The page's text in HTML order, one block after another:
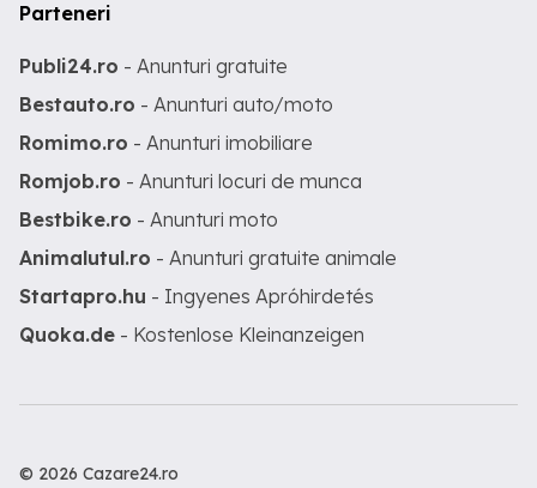
Parteneri
Publi24.ro - Anunturi gratuite
Bestauto.ro - Anunturi auto/moto
Romimo.ro - Anunturi imobiliare
Romjob.ro - Anunturi locuri de munca
Bestbike.ro - Anunturi moto
Animalutul.ro - Anunturi gratuite animale
Startapro.hu - Ingyenes Apróhirdetés
Quoka.de - Kostenlose Kleinanzeigen
© 2026 Cazare24.ro